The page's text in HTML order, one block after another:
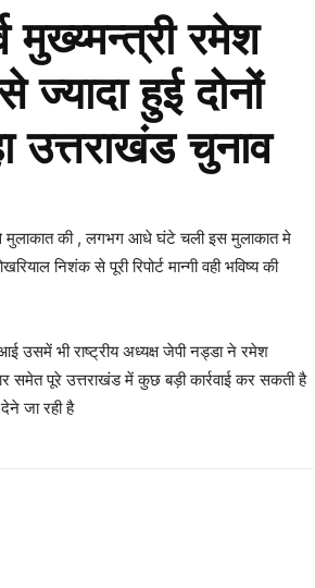
मुख्य्मन्त्री रमेश
हुई दोनों
उत्तराखंड चुनाव
से मुलाकात की , लगभग आधे घंटे चली इस मुलाकात मे
निशंक से पूरी रिपोर्ट मान्गी वही भविष्य की
उसमें भी राष्ट्रीय अध्यक्ष जेपी नड्डा ने रमेश
समेत पूरे उत्तराखंड में कुछ बड़ी कार्रवाई कर सकती है
देने जा रही है